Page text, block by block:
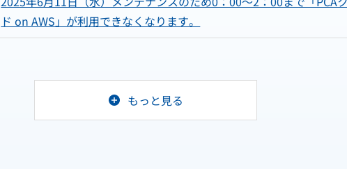
ド on AWS」が利用できなくなります。
もっと見る